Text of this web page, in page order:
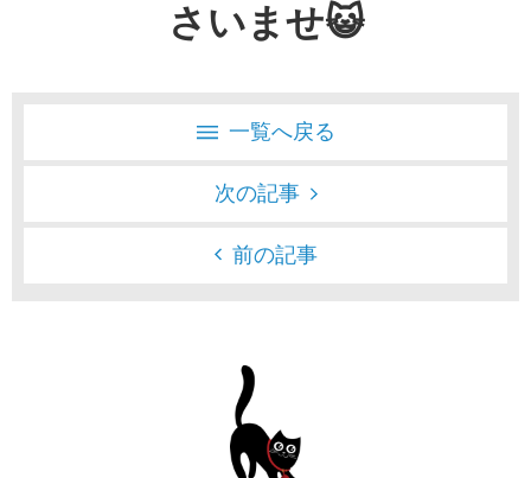
さいませ😺
一覧へ戻る
次の記事
前の記事